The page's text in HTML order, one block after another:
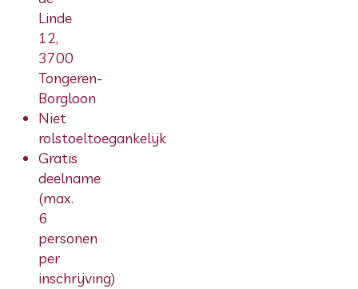
Linde
12,
3700
Tongeren-
Borgloon
Niet
rolstoeltoegankelijk
Gratis
deelname
(max.
6
personen
per
inschrijving)